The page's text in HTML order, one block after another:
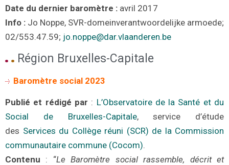
Date du dernier baromètre : avril 201 7
Info : Jo Noppe, SVR-domeinverantwoordelijke armoede;
02/553.47.59; jo.noppe@dar.vlaanderen.be
Région Bruxelles-Capitale
Baromètre social 2023
Publié et rédigé par : L’Observatoire de la Santé et du
Social de Bruxelles-Capitale, service d’étude
des Services du Collège réuni (SCR) de la Commission
communautaire commune (Cocom).
Contenu : “Le Baromètre social rassemble, décrit et